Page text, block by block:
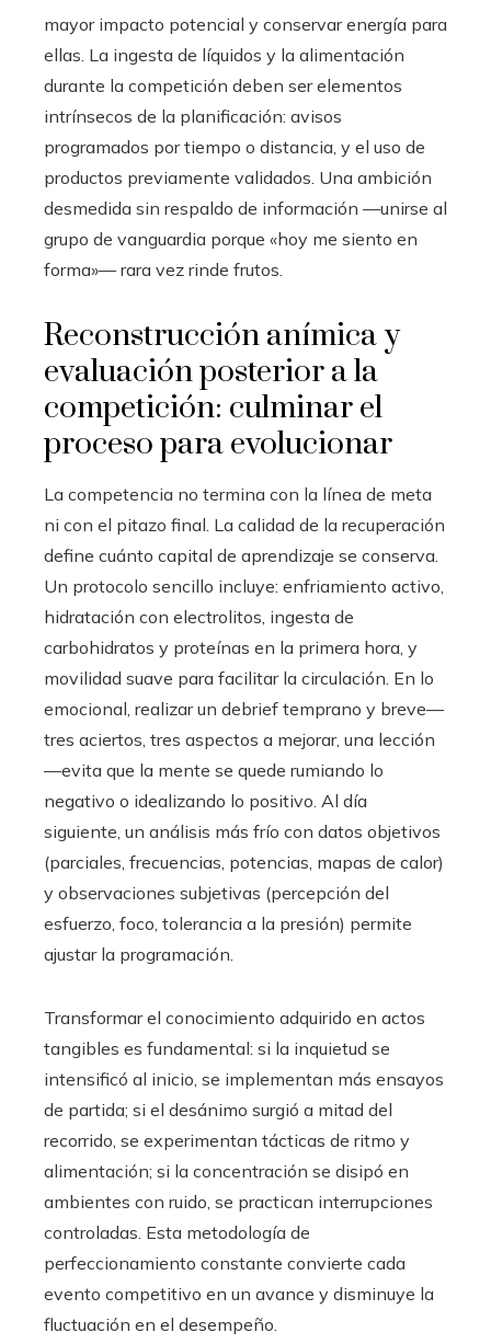
mayor impacto potencial y conservar energía para
ellas. La ingesta de líquidos y la alimentación
durante la competición deben ser elementos
intrínsecos de la planificación: avisos
programados por tiempo o distancia, y el uso de
productos previamente validados. Una ambición
desmedida sin respaldo de información —unirse al
grupo de vanguardia porque «hoy me siento en
forma»— rara vez rinde frutos.
Reconstrucción anímica y
evaluación posterior a la
competición: culminar el
proceso para evolucionar
La competencia no termina con la línea de meta
ni con el pitazo final. La calidad de la recuperación
define cuánto capital de aprendizaje se conserva.
Un protocolo sencillo incluye: enfriamiento activo,
hidratación con electrolitos, ingesta de
carbohidratos y proteínas en la primera hora, y
movilidad suave para facilitar la circulación. En lo
emocional, realizar un debrief temprano y breve—
tres aciertos, tres aspectos a mejorar, una lección
—evita que la mente se quede rumiando lo
negativo o idealizando lo positivo. Al día
siguiente, un análisis más frío con datos objetivos
(parciales, frecuencias, potencias, mapas de calor)
y observaciones subjetivas (percepción del
esfuerzo, foco, tolerancia a la presión) permite
ajustar la programación.
Transformar el conocimiento adquirido en actos
tangibles es fundamental: si la inquietud se
intensificó al inicio, se implementan más ensayos
de partida; si el desánimo surgió a mitad del
recorrido, se experimentan tácticas de ritmo y
alimentación; si la concentración se disipó en
ambientes con ruido, se practican interrupciones
controladas. Esta metodología de
perfeccionamiento constante convierte cada
evento competitivo en un avance y disminuye la
fluctuación en el desempeño.